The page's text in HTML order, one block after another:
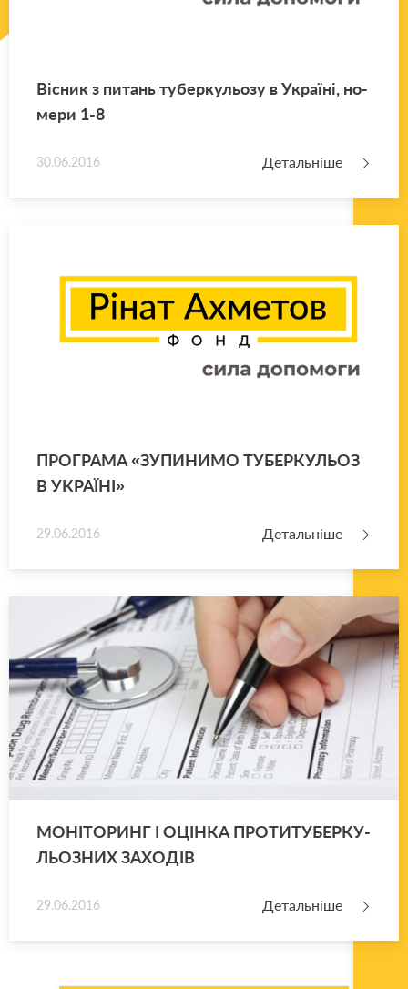
Ві­сник з пи­тань ту­бер­ку­льо­зу в Укра­ї­ні, но­
ме­ри 1-8
30.06.2016 Детальніше
ПРО­ГРА­МА «ЗУ­ПИ­НИ­МО ТУ­БЕР­КУ­ЛЬОЗ
В УКРА­Ї­НІ»
29.06.2016 Детальніше
МО­НІ­ТО­РИНГ І ОЦІН­КА ПРО­ТИ­ТУ­БЕР­КУ­
ЛЬО­ЗНИХ ЗА­ХО­ДІВ
29.06.2016 Детальніше